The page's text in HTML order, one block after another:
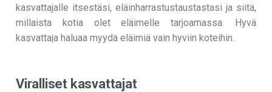
kasvattajalle itsestäsi, eläinharrastustaustastasi ja siitä,
millaista kotia olet eläimelle tarjoamassa. Hyvä
kasvattaja haluaa myydä eläimiä vain hyviin koteihin.
Viralliset kasvattajat